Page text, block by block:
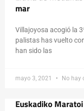
mar
Villajoyosa acogió la
palistas has vuelto
han sido las
mayo 3, 2021 No hay
Euskadiko